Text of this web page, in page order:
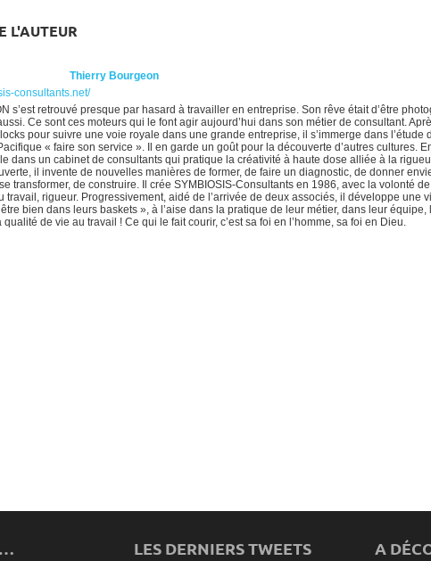
L'AUTEUR
Thierry Bourgeon
consultants.net/
s’est retrouvé presque par hasard à travailler en entreprise. Son rêve était d’être
Ce sont ces moteurs qui le font agir aujourd’hui dans son métier de consultant.
pour suivre une voie royale dans une grande entreprise, il s’immerge dans l’étude
« faire son service ». Il en garde un goût pour la découverte d’autres cultures.
dans un cabinet de consultants qui pratique la créativité à haute dose alliée à la
il invente de nouvelles manières de former, de faire un diagnostic, de donner
transformer, de construire. Il crée SYMBIOSIS-Consultants en 1986, avec la volonté
travail, rigueur. Progressivement, aidé de l’arrivée de deux associés, il développe une
bien dans leurs baskets », à l’aise dans la pratique de leur métier, dans leur équipe,
qualité de vie au travail ! Ce qui le fait courir, c’est sa foi en l’homme, sa foi en Dieu.
LES DERNIERS TWEETS A